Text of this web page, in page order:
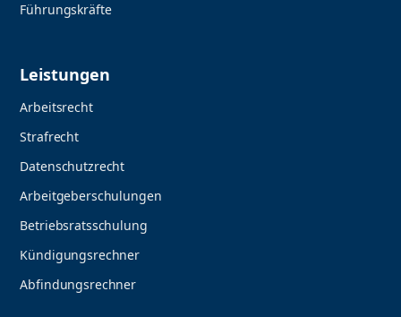
Führungskräfte
Leistungen
Arbeitsrecht
Strafrecht
Datenschutzrecht
Arbeitgeberschulungen
Betriebsratsschulung
Kündigungsrechner
Abfindungsrechner